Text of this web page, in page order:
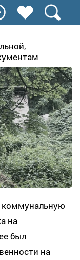
коммунальную
на
был
на